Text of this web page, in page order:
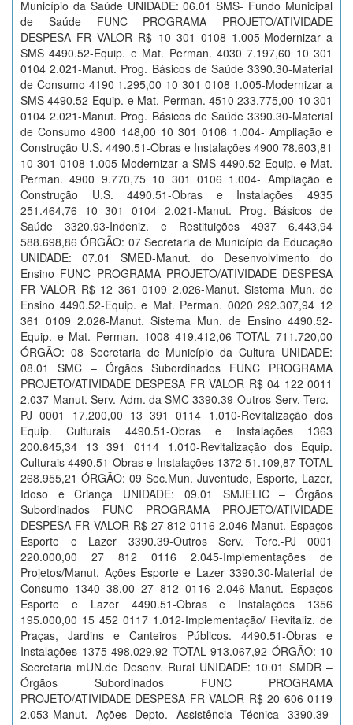
Município da Saúde UNIDADE: 06.01 SMS- Fundo Municipal
de Saúde FUNC PROGRAMA PROJETO/ATIVIDADE
DESPESA FR VALOR R$ 10 301 0108 1.005-Modernizar a
SMS 4490.52-Equip. e Mat. Perman. 4030 7.197,60 10 301
0104 2.021-Manut. Prog. Básicos de Saúde 3390.30-Material
de Consumo 4190 1.295,00 10 301 0108 1.005-Modernizar a
SMS 4490.52-Equip. e Mat. Perman. 4510 233.775,00 10 301
0104 2.021-Manut. Prog. Básicos de Saúde 3390.30-Material
de Consumo 4900 148,00 10 301 0106 1.004- Ampliação e
Construção U.S. 4490.51-Obras e Instalações 4900 78.603,81
10 301 0108 1.005-Modernizar a SMS 4490.52-Equip. e Mat.
Perman. 4900 9.770,75 10 301 0106 1.004- Ampliação e
Construção U.S. 4490.51-Obras e Instalações 4935
251.464,76 10 301 0104 2.021-Manut. Prog. Básicos de
Saúde 3320.93-Indeniz. e Restituições 4937 6.443,94
588.698,86 ÓRGÃO: 07 Secretaria de Município da Educação
UNIDADE: 07.01 SMED-Manut. do Desenvolvimento do
Ensino FUNC PROGRAMA PROJETO/ATIVIDADE DESPESA
FR VALOR R$ 12 361 0109 2.026-Manut. Sistema Mun. de
Ensino 4490.52-Equip. e Mat. Perman. 0020 292.307,94 12
361 0109 2.026-Manut. Sistema Mun. de Ensino 4490.52-
Equip. e Mat. Perman. 1008 419.412,06 TOTAL 711.720,00
ÓRGÃO: 08 Secretaria de Município da Cultura UNIDADE:
08.01 SMC – Órgãos Subordinados FUNC PROGRAMA
PROJETO/ATIVIDADE DESPESA FR VALOR R$ 04 122 0011
2.037-Manut. Serv. Adm. da SMC 3390.39-Outros Serv. Terc.-
PJ 0001 17.200,00 13 391 0114 1.010-Revitalização dos
Equip. Culturais 4490.51-Obras e Instalações 1363
200.645,34 13 391 0114 1.010-Revitalização dos Equip.
Culturais 4490.51-Obras e Instalações 1372 51.109,87 TOTAL
268.955,21 ÓRGÃO: 09 Sec.Mun. Juventude, Esporte, Lazer,
Idoso e Criança UNIDADE: 09.01 SMJELIC – Órgãos
Subordinados FUNC PROGRAMA PROJETO/ATIVIDADE
DESPESA FR VALOR R$ 27 812 0116 2.046-Manut. Espaços
Esporte e Lazer 3390.39-Outros Serv. Terc.-PJ 0001
220.000,00 27 812 0116 2.045-Implementações de
Projetos/Manut. Ações Esporte e Lazer 3390.30-Material de
Consumo 1340 38,00 27 812 0116 2.046-Manut. Espaços
Esporte e Lazer 4490.51-Obras e Instalações 1356
195.000,00 15 452 0117 1.012-Implementação/ Revitaliz. de
Praças, Jardins e Canteiros Públicos. 4490.51-Obras e
Instalações 1375 498.029,92 TOTAL 913.067,92 ÓRGÃO: 10
Secretaria mUN.de Desenv. Rural UNIDADE: 10.01 SMDR –
Órgãos Subordinados FUNC PROGRAMA
PROJETO/ATIVIDADE DESPESA FR VALOR R$ 20 606 0119
2.053-Manut. Ações Depto. Assistência Técnica 3390.39-